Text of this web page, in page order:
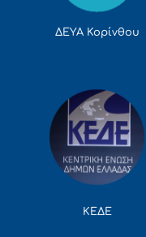
ΔΕΥΑ Κορίνθου
ΚΕΔΕ